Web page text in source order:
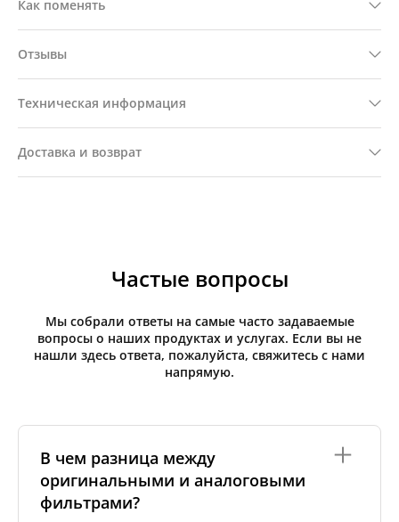
Как поменять
Отзывы
Техническая информация
Доставка и возврат
Частые вопросы
Мы собрали ответы на самые часто задаваемые
вопросы о наших продуктах и услугах. Если вы не
нашли здесь ответа, пожалуйста, свяжитесь с нами
напрямую.
В чем разница между
оригинальными и аналоговыми
фильтрами?